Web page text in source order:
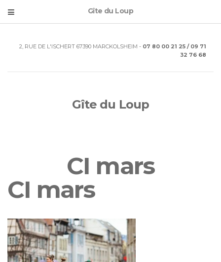
Gîte du Loup
2, RUE DE L'ISCHERT 67390 MARCKOLSHEIM - 07 80 00 21 25 / 09 71
32 76 68
Gîte du Loup
CI mars
CI mars